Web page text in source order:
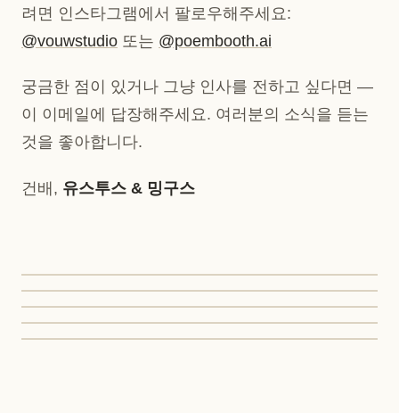
려면 인스타그램에서 팔로우해주세요:
@vouwstudio 또는 @poembooth.ai
궁금한 점이 있거나 그냥 인사를 전하고 싶다면 —
이 이메일에 답장해주세요. 여러분의 소식을 듣는
것을 좋아합니다.
건배, 유스투스 & 밍구스